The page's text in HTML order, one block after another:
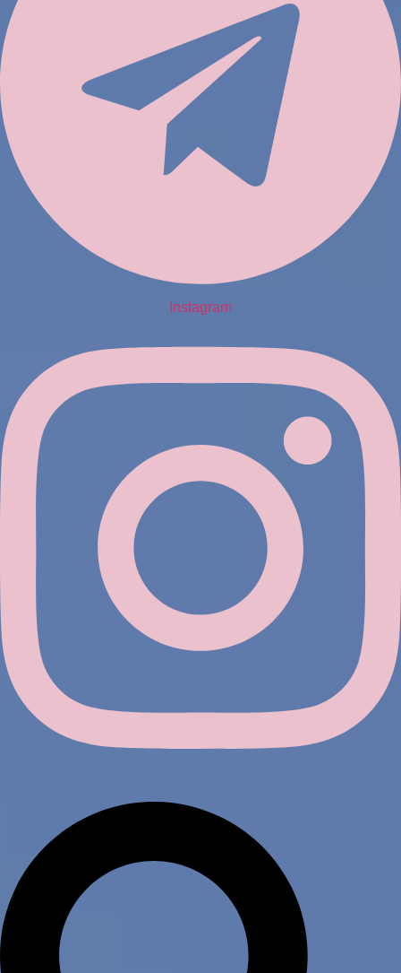
Instagram